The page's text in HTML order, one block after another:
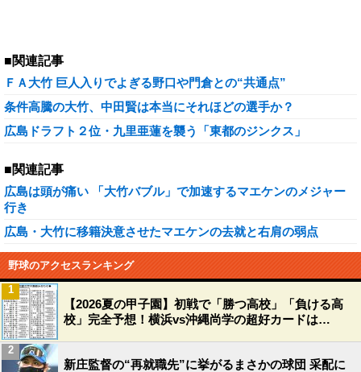
■関連記事
ＦＡ大竹 巨人入りでよぎる野口や門倉との“共通点”
条件高騰の大竹、中田賢は本当にそれほどの選手か？
広島ドラフト２位・九里亜蓮を襲う「東都のジンクス」
■関連記事
広島は頭が痛い 「大竹バブル」で加速するマエケンのメジャー
行き
広島・大竹に移籍決意させたマエケンの去就と右肩の弱点
野球のアクセスランキング
【2026夏の甲子園】初戦で「勝つ高校」「負ける高
校」完全予想！横浜vs沖縄尚学の超好カードは…
1
新庄監督の“再就職先”に挙がるまさかの球団 采配に
2